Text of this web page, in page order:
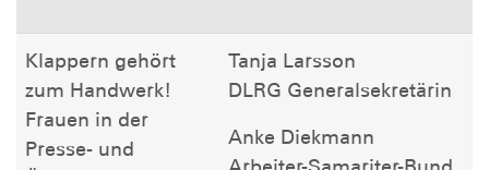
Klappern gehört
zum Handwerk!
Frauen in der
Presse- und
Tanja Larsson
DLRG Generalsekretärin
Anke Diekmann